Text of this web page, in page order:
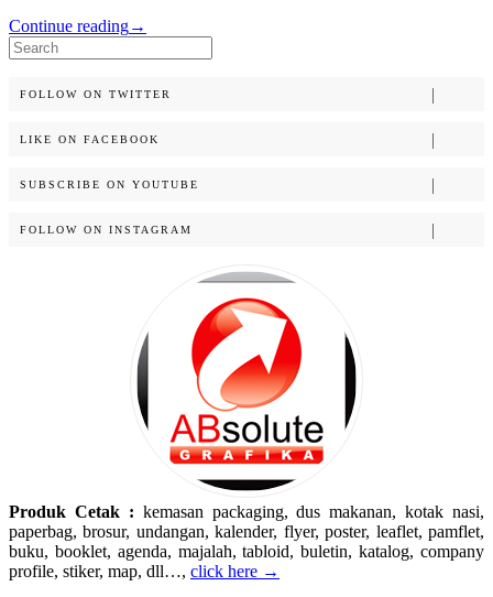
Continue reading→
Search
for:
FOLLOW ON TWITTER
LIKE ON FACEBOOK
SUBSCRIBE ON YOUTUBE
FOLLOW ON INSTAGRAM
Produk Cetak : kemasan packaging, dus makanan, kotak nasi,
paperbag, brosur, undangan, kalender, flyer, poster, leaflet, pamflet,
buku, booklet, agenda, majalah, tabloid, buletin, katalog, company
profile, stiker, map, dll…, click here →